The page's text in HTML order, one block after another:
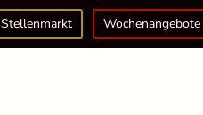
Stellenmarkt Wochenangebote